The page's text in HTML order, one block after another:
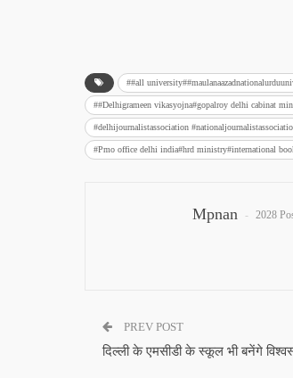
##all
##Delhigrameen vikasyojna#gopalroy delhi cabinat
#delhijournalistassociation
#Pmo office delhi india#hrd ministry#international
Mpnan 2028
PREV POST
दिल्ली के एमसीडी के स्कूल भी बनेंगे